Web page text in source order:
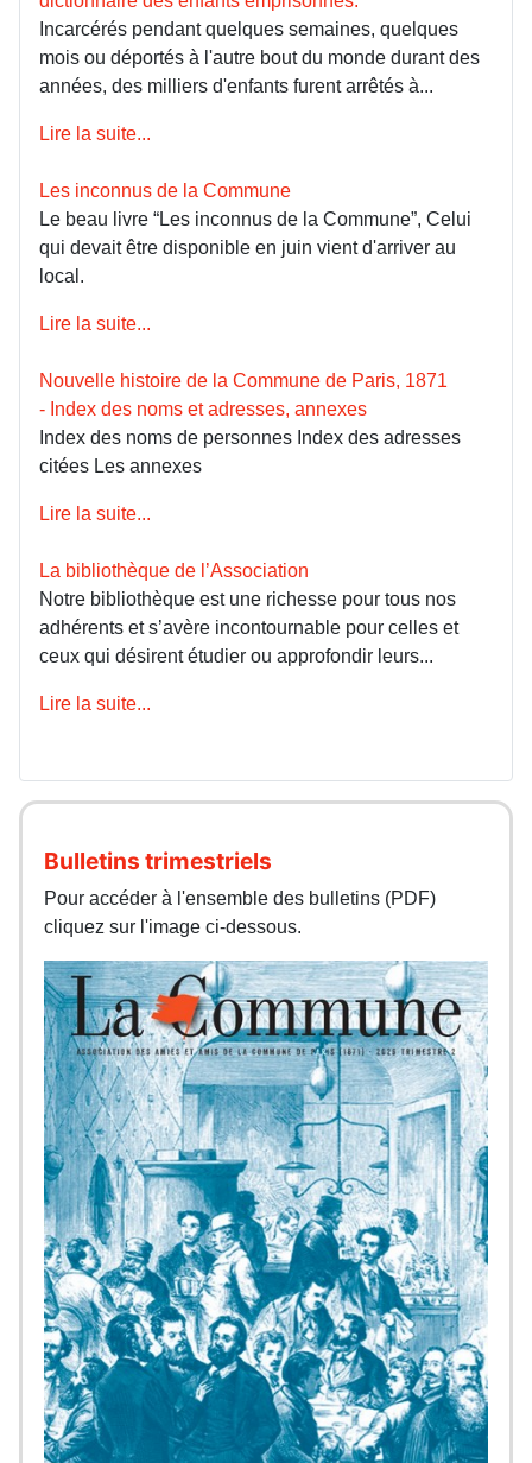
Incarcérés pendant quelques semaines, quelques
mois ou déportés à l'autre bout du monde durant des
années, des milliers d'enfants furent arrêtés à...
Lire la suite...
Les inconnus de la Commune
Le beau livre “Les inconnus de la Commune”, Celui
qui devait être disponible en juin vient d'arriver au
local.
Lire la suite...
Nouvelle histoire de la Commune de Paris, 1871
- Index des noms et adresses, annexes
Index des noms de personnes Index des adresses
citées Les annexes
Lire la suite...
La bibliothèque de l’Association
Notre bibliothèque est une richesse pour tous nos
adhérents et s’avère incontournable pour celles et
ceux qui désirent étudier ou approfondir leurs...
Lire la suite...
Bulletins trimestriels
Pour accéder à l'ensemble des bulletins (PDF)
cliquez sur l'image ci-dessous.